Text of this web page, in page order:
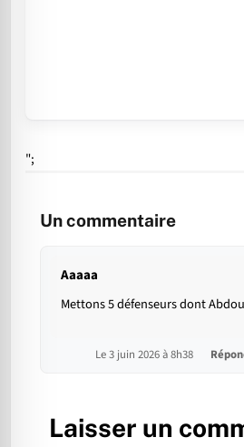
";
Un commentaire
Aaaaa
Mettons 5 défenseurs dont
Le 3 juin 2026 à 8h38
Laisser un